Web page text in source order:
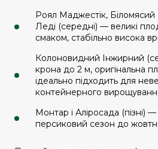
Роял Маджестік, Біломясий
Леді (середні) — великі
смаком, стабільно висока
Колоновидний Інжирний
крона до 2 м, оригінальна
ідеально підходить для
контейнерного
Монтар і Аліросада (пізні)
персиковий сезон до